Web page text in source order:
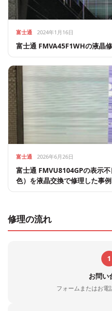
富士通 2024年1月16日
富士通 FMVA45F1WHの液晶
富士通 2026年6月26日
富士通 FMVU8104GPの表示
色）を液晶交換で修理した事
修理の流れ
1
お問い
フォームまたはお電